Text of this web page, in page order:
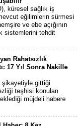
küresel sağlık iş
eğilimlerin sürmesi
ve ebe açığının
sistemlerini tehdit
Rahatsızlık
17 Yıl Sonra Nakille
şikayetiyle gittiği
teşhisi konulan
müjdeli habere